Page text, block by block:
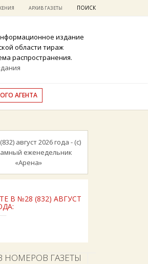
АРХИВ ГАЗЕТЫ ПОИСК
издание
области тираж
распространения.
АГЕНТА
В №28 (832) АВГУСТ
НОМЕРОВ ГАЗЕТЫ